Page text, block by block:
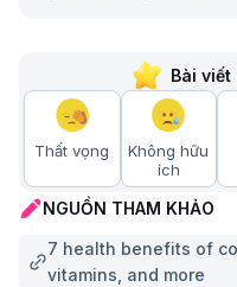
Bài
Thất vọng
Không hữu
ích
NGUỒN THAM KHẢO
7 health benefits of
vitamins, and more